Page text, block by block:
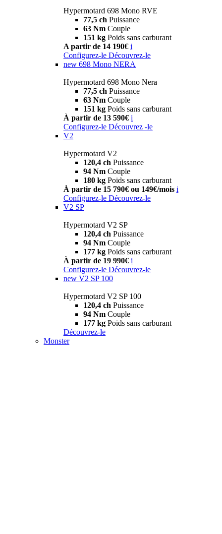
Hypermotard 698 Mono RVE
77,5 ch Puissance
63 Nm Couple
151 kg Poids sans carburant
A partir de 14 190€ i
Configurez-le Découvrez-le
new 698 Mono NERA
Hypermotard 698 Mono Nera
77,5 ch Puissance
63 Nm Couple
151 kg Poids sans carburant
À partir de 13 590€ i
Configurez-le Découvrez -le
V2
Hypermotard V2
120,4 ch Puissance
94 Nm Couple
180 kg Poids sans carburant
À partir de 15 790€ ou 149€/mois i
Configurez-le Découvrez-le
V2 SP
Hypermotard V2 SP
120,4 ch Puissance
94 Nm Couple
177 kg Poids sans carburant
À partir de 19 990€ i
Configurez-le Découvrez-le
new V2 SP 100
Hypermotard V2 SP 100
120,4 ch Puissance
94 Nm Couple
177 kg Poids sans carburant
Découvrez-le
Monster